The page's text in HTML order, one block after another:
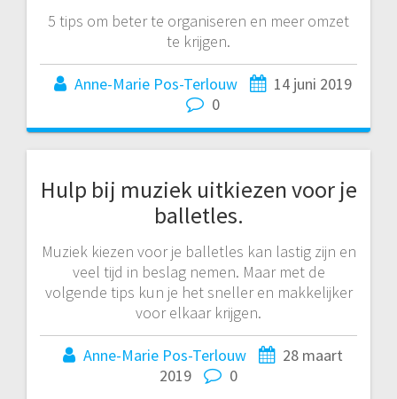
5 tips om beter te organiseren en meer omzet
te krijgen.
Anne-Marie Pos-Terlouw
14 juni 2019
0
Hulp bij muziek uitkiezen voor je
balletles.
Muziek kiezen voor je balletles kan lastig zijn en
veel tijd in beslag nemen. Maar met de
volgende tips kun je het sneller en makkelijker
voor elkaar krijgen.
Anne-Marie Pos-Terlouw
28 maart
2019
0